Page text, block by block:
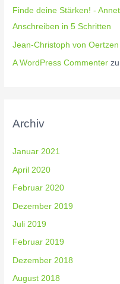
Finde deine Stärken! -
Anschreiben in 5 Schritten
Jean-Christoph von Oertzen
A WordPress Commenter zu
Archiv
Januar 2021
April 2020
Februar 2020
Dezember 2019
Juli 2019
Februar 2019
Dezember 2018
August 2018